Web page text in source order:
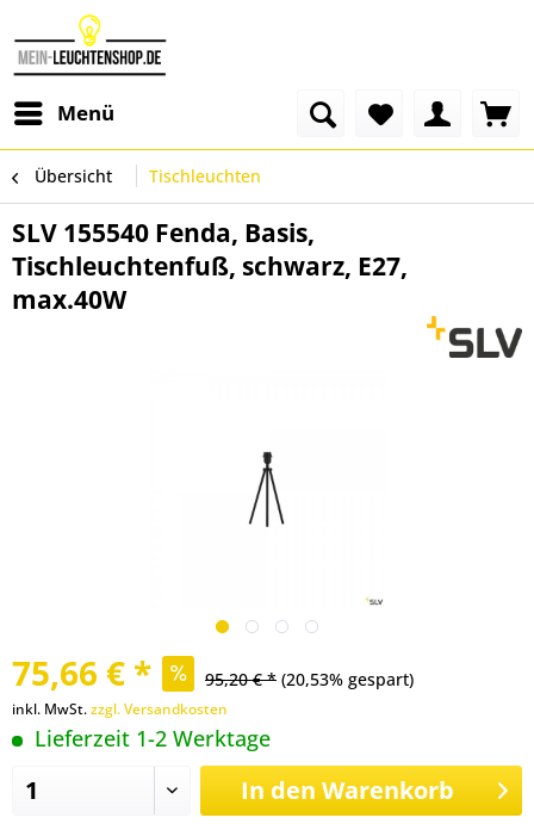
Menü
Übersicht Tischleuchten
SLV 155540 Fenda, Basis,
Tischleuchtenfuß, schwarz, E27,
max.40W
75,66 € * 95,20 € * (20,53% gespart)
inkl. MwSt.zzgl. Versandkosten
Lieferzeit 1-2 Werktage
In den Warenkorb